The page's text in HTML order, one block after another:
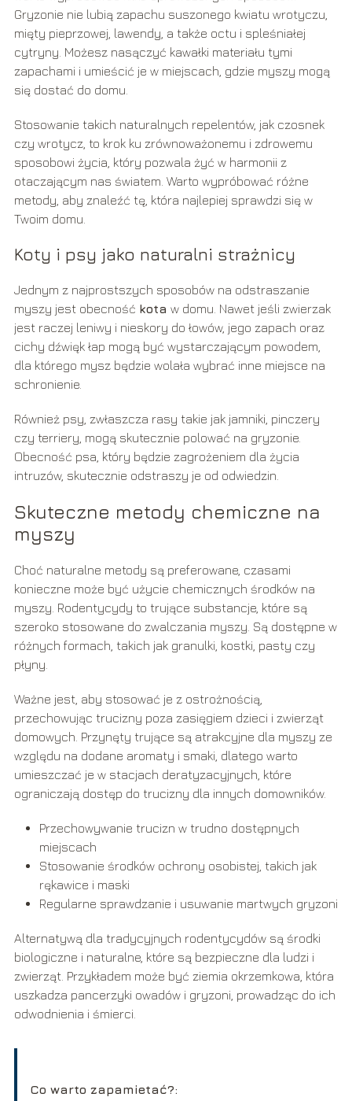
Gryzonie nie lubią zapachu suszonego kwiatu wrotyczu,
mięty pieprzowej, lawendy, a także octu i spleśniałej
cytryny. Możesz nasączyć kawałki materiału tymi
zapachami i umieścić je w miejscach, gdzie myszy mogą
się dostać do domu.
Stosowanie takich naturalnych repelentów, jak czosnek
czy wrotycz, to krok ku zrównoważonemu i zdrowemu
sposobowi życia, który pozwala żyć w harmonii z
otaczającym nas światem. Warto wypróbować różne
metody, aby znaleźć tę, która najlepiej sprawdzi się w
Twoim domu.
Koty i psy jako naturalni strażnicy
Jednym z najprostszych sposobów na odstraszanie
myszy jest obecność kota w domu. Nawet jeśli zwierzak
jest raczej leniwy i nieskory do łowów, jego zapach oraz
cichy dźwięk łap mogą być wystarczającym powodem,
dla którego mysz będzie wolała wybrać inne miejsce na
schronienie.
Również psy, zwłaszcza rasy takie jak jamniki, pinczery
czy terriery, mogą skutecznie polować na gryzonie.
Obecność psa, który będzie zagrożeniem dla życia
intruzów, skutecznie odstraszy je od odwiedzin.
Skuteczne metody chemiczne na
myszy
Choć naturalne metody są preferowane, czasami
konieczne może być użycie chemicznych środków na
myszy. Rodentycydy to trujące substancje, które są
szeroko stosowane do zwalczania myszy. Są dostępne w
różnych formach, takich jak granulki, kostki, pasty czy
płyny.
Ważne jest, aby stosować je z ostrożnością,
przechowując trucizny poza zasięgiem dzieci i zwierząt
domowych. Przynęty trujące są atrakcyjne dla myszy ze
względu na dodane aromaty i smaki, dlatego warto
umieszczać je w stacjach deratyzacyjnych, które
ograniczają dostęp do trucizny dla innych domowników.
Przechowywanie trucizn w trudno dostępnych
miejscach
Stosowanie środków ochrony osobistej, takich jak
rękawice i maski
Regularne sprawdzanie i usuwanie martwych gryzoni
Alternatywą dla tradycyjnych rodentycydów są środki
biologiczne i naturalne, które są bezpieczne dla ludzi i
zwierząt. Przykładem może być ziemia okrzemkowa, która
uszkadza pancerzyki owadów i gryzoni, prowadząc do ich
odwodnienia i śmierci.
Co warto zapamietać?: